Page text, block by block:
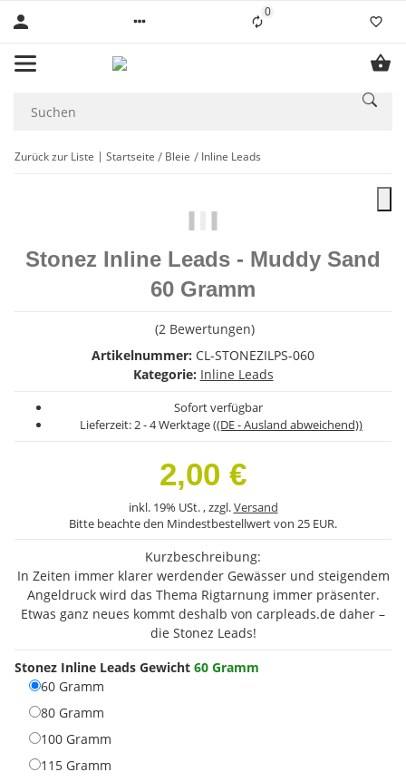
0Liste ist leer
Zurück zur Liste Startseite Bleie Inline Leads
Stonez Inline Leads - Muddy Sand
60 Gramm
(2 Bewertungen)
Artikelnummer: CL-STONEZILPS-060
Kategorie: Inline Leads
Sofort verfügbar
Lieferzeit:2 - 4 Werktage((DE - Ausland abweichend))
2,00 €
inkl. 19% USt. , zzgl.Versand
Bitte beachte den Mindestbestellwert von 25 EUR.
Kurzbeschreibung:
In Zeiten immer klarer werdender Gewässer und steigendem
Angeldruck wird das Thema Rigtarnung immer präsenter.
Etwas ganz neues kommt deshalb von carpleads.de daher –
die Stonez Leads!
Stonez Inline Leads Gewicht 60 Gramm
60 Gramm
80 Gramm
100 Gramm
115 Gramm